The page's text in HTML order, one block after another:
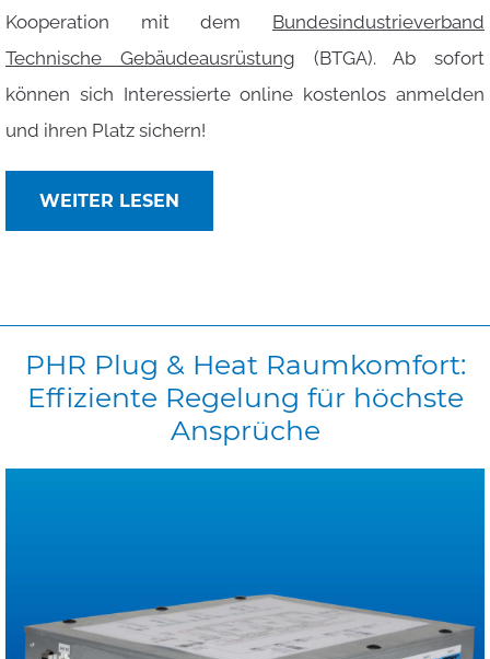
Kooperation mit dem Bundesindustrieverband
Technische Gebäudeausrüstung (BTGA). Ab sofort
können sich Interessierte online kostenlos anmelden
und ihren Platz sichern!
WEITER LESEN
PHR Plug & Heat Raumkomfort:
Effiziente Regelung für höchste
Ansprüche